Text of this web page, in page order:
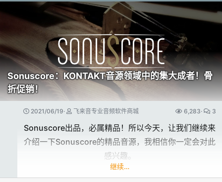
instruments per layer, individual polyrhytmic
sequencer and mapping options per layer.​
发现 TETRALITY 的神奇功能
TETRALITY 有四个声音层，每层有20种乐器，
每层有独立的多音序器和映射选项。
TETRALITY’s divisi feature recognises up to
four notes chords so each of the four
phrase,
without doubling other instruments notes.​
每种模式都有不同的panning和widening
增加或减少信号的宽度
pan立体声的每个频率区域
宽度和panning以音乐和自然的方式相互作用
强度滑块控制整体处理量
增加或减少每个信号的宽度
领取链接
https://yum-audio.com/SPREAD-light/
官方网站
https://yum-audio.com/
Sonuscore：KONTAKT音源领域中的集大成者！骨
折促销！
2021/06/19 飞来音专业音频软件商城 6,283 3
Sonuscore出品，必属精品！所以今天，让我们继续来
介绍一下Sonuscore的精品音源，我相信你一定会对此
感兴趣。
继续…